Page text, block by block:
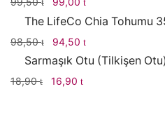
fiyat:
99,50 .
andaki
fiyat:
The LifeCo Chia Tohumu
98,50
Orijinal
fiyat:
98,50 .
94,50
andaki
fiyat:
18,90
Orijinal
16,90